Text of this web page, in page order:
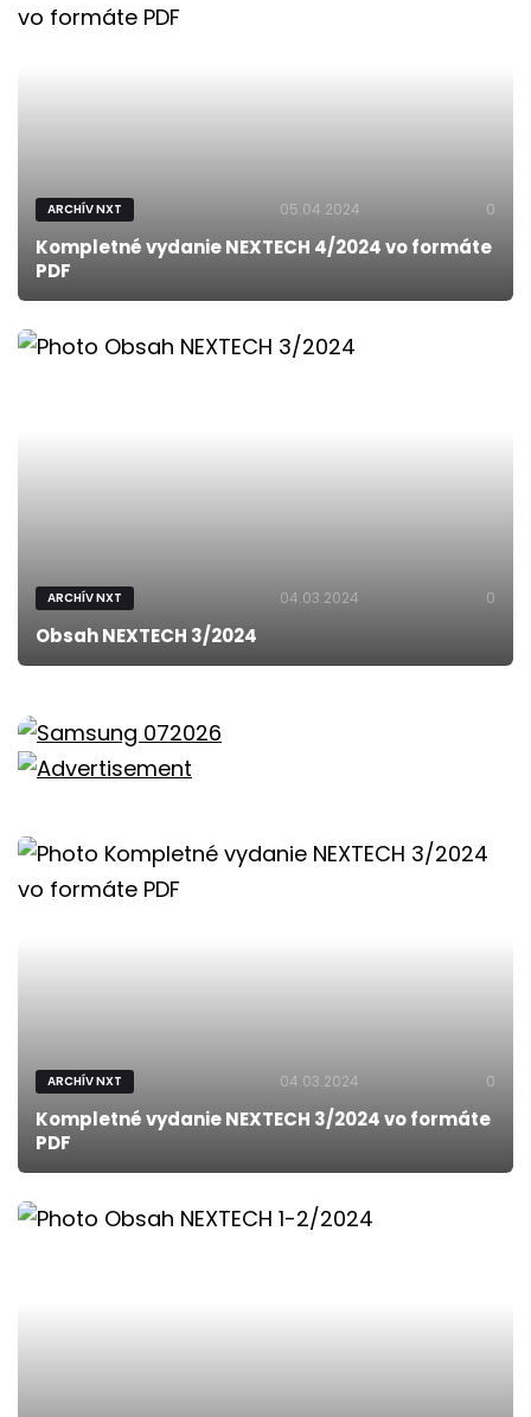
ARCHÍV NXT 05.04.2024 0
Kompletné vydanie NEXTECH 4/2024 vo formáte
PDF
ARCHÍV NXT 04.03.2024 0
Obsah NEXTECH 3/2024
ARCHÍV NXT 04.03.2024 0
Kompletné vydanie NEXTECH 3/2024 vo formáte
PDF